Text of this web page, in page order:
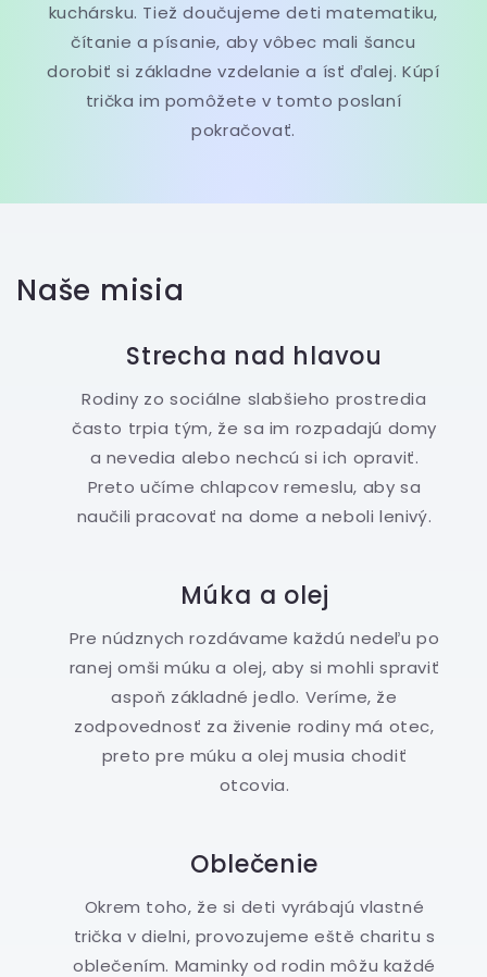
kuchársku. Tiež doučujeme deti matematiku,
čítanie a písanie, aby vôbec mali šancu
dorobiť si základne vzdelanie a ísť ďalej. Kúpí
trička im pomôžete v tomto poslaní
pokračovať.
Naše misia
Strecha nad hlavou
Rodiny zo sociálne slabšieho prostredia
často trpia tým, že sa im rozpadajú domy
a nevedia alebo nechcú si ich opraviť.
Preto učíme chlapcov remeslu, aby sa
naučili pracovať na dome a neboli lenivý.
Múka a olej
Pre núdznych rozdávame každú nedeľu po
ranej omši múku a olej, aby si mohli spraviť
aspoň základné jedlo. Veríme, že
zodpovednosť za živenie rodiny má otec,
preto pre múku a olej musia chodiť
otcovia.
Oblečenie
Okrem toho, že si deti vyrábajú vlastné
trička v dielni, provozujeme eště charitu s
oblečením. Maminky od rodin môžu každé